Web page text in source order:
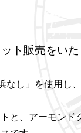
ト販売をいた
なし」を使用し
と、アーモン